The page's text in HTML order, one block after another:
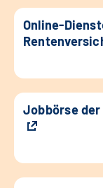
Online-
Jobbörse